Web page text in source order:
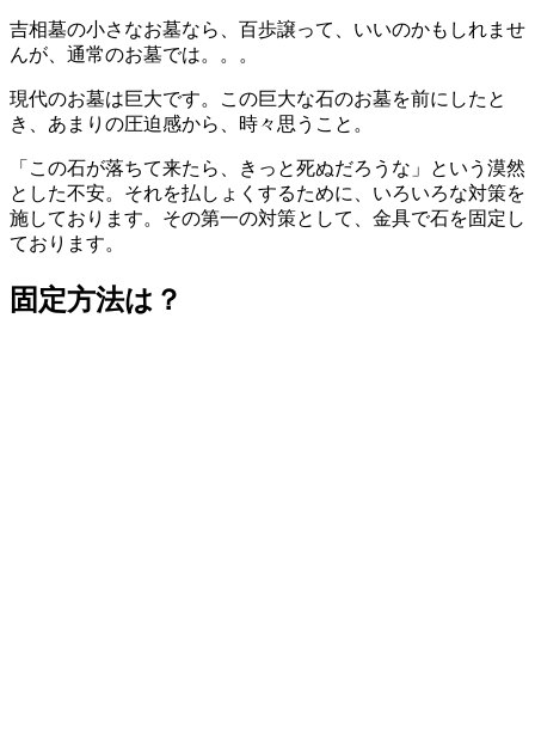
吉相墓の小さなお墓なら、百歩譲って、いいのかもしれませ
んが、通常のお墓では。。。
現代のお墓は巨大です。この巨大な石のお墓を前にしたと
き、あまりの圧迫感から、時々思うこと。
「この石が落ちて来たら、きっと死ぬだろうな」という漠然
とした不安。それを払しょくするために、いろいろな対策を
施しております。その第一の対策として、金具で石を固定し
ております。
固定方法は？